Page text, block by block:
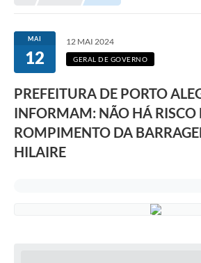
MAI
12
12 MAI 2024
GERAL DE GOVERNO
PREFEITURA DE PORTO
INFORMAM: NÃO HÁ RISCO
ROMPIMENTO DA
HILAIRE